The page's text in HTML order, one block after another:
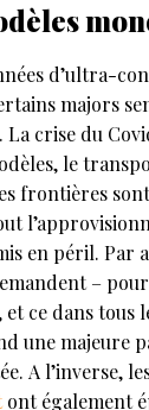
d’ultra-
majors
La crise du
le
frontières sont
en péril. Par
–
ce dans tous
une majeure
A l’inverse,
ont également